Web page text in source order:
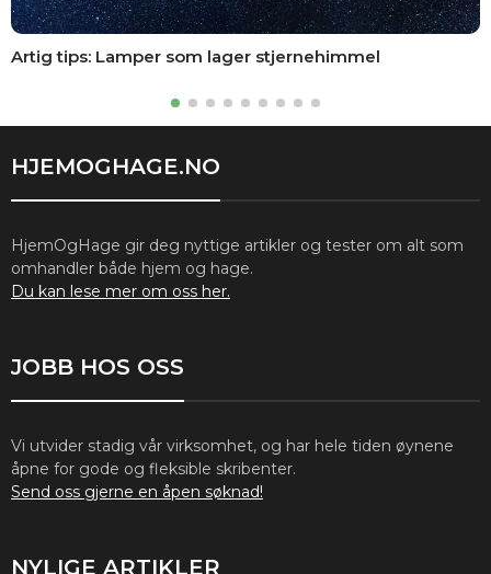
Artig tips: Lamper som lager stjernehimmel
HJEMOGHAGE.NO
HjemOgHage gir deg nyttige artikler og tester om alt som
omhandler både hjem og hage.
Du kan lese mer om oss her.
JOBB HOS OSS
Vi utvider stadig vår virksomhet, og har hele tiden øynene
åpne for gode og fleksible skribenter.
Send oss gjerne en åpen søknad!
NYLIGE ARTIKLER